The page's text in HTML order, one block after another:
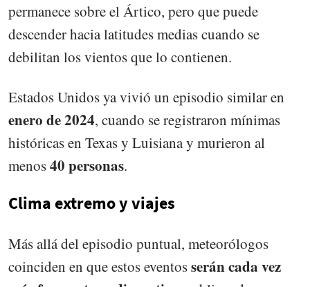
permanece sobre el Ártico, pero que puede
descender hacia latitudes medias cuando se
debilitan los vientos que lo contienen.
Estados Unidos ya vivió un episodio similar en
enero de 2024, cuando se registraron mínimas
históricas en Texas y Luisiana y murieron al
menos40 personas.
Clima extremo y viajes
Más allá del episodio puntual, meteorólogos
coinciden en que estos eventosserán cada vez